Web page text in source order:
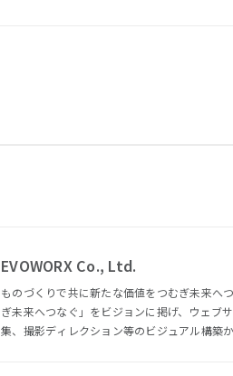
EVOWORX Co., Ltd.
ものづくりで共に新たな価値をつむぎ未来へつなぐ わたしたちは、「ものづくりで共に新た
ぎ未来へつなぐ」をビジョンに掲げ、ウェブ
集、撮影ディレクション等のビジュアル構築